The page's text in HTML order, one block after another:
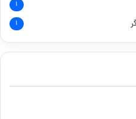
۱
۱